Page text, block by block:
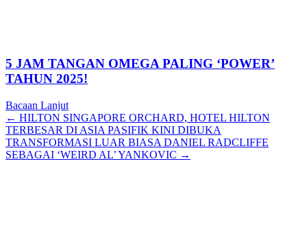
5 JAM TANGAN OMEGA PALING ‘POWER’
TAHUN 2025!
Bacaan Lanjut
Posts
navigation
← HILTON SINGAPORE ORCHARD, HOTEL HILTON
TERBESAR DI ASIA PASIFIK KINI DIBUKA
TRANSFORMASI LUAR BIASA DANIEL RADCLIFFE
SEBAGAI ‘WEIRD AL’ YANKOVIC →